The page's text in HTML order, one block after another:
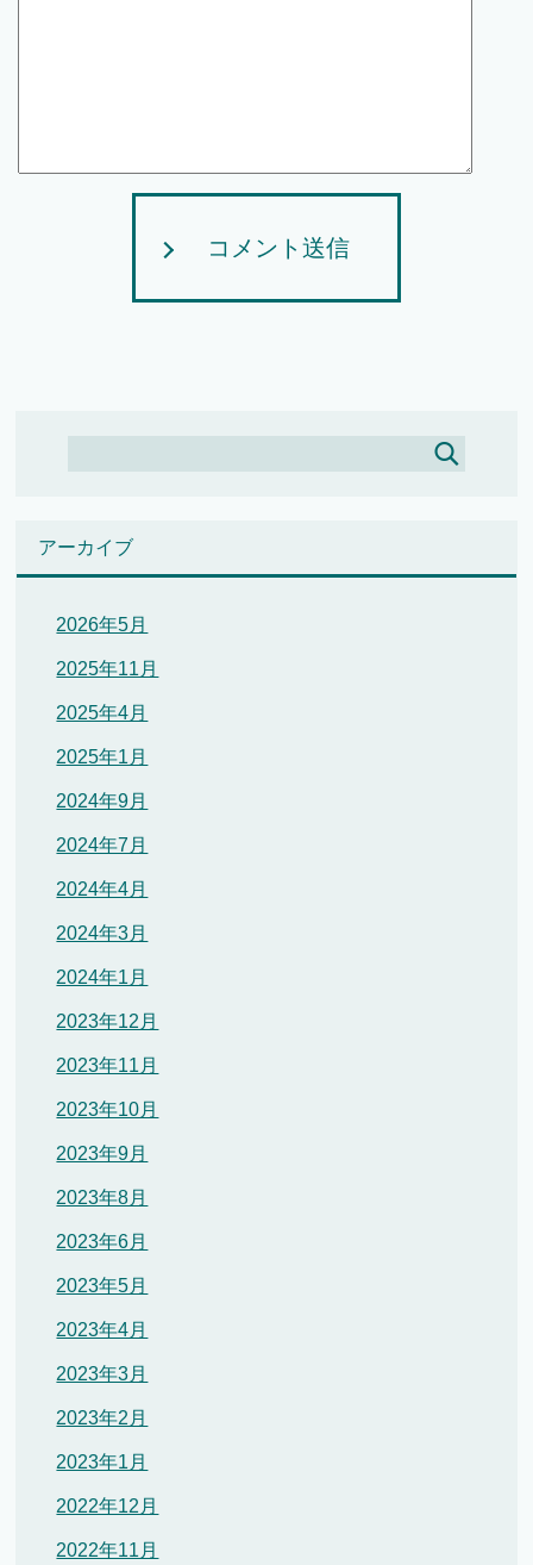
コメント送信
アーカイブ
2026年5月
2025年11月
2025年4月
2025年1月
2024年9月
2024年7月
2024年4月
2024年3月
2024年1月
2023年12月
2023年11月
2023年10月
2023年9月
2023年8月
2023年6月
2023年5月
2023年4月
2023年3月
2023年2月
2023年1月
2022年12月
2022年11月